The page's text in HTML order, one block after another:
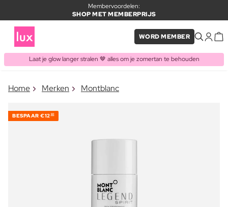
Membervoordelen:
SHOP MET MEMBERPRIJS
WORD MEMBER
Laat je glow langer stralen 🤎 alles om je zomertan te behouden
ITEM TOEGEVOEGD AAN
Home Merken Montblanc
BESPAAR €12 60